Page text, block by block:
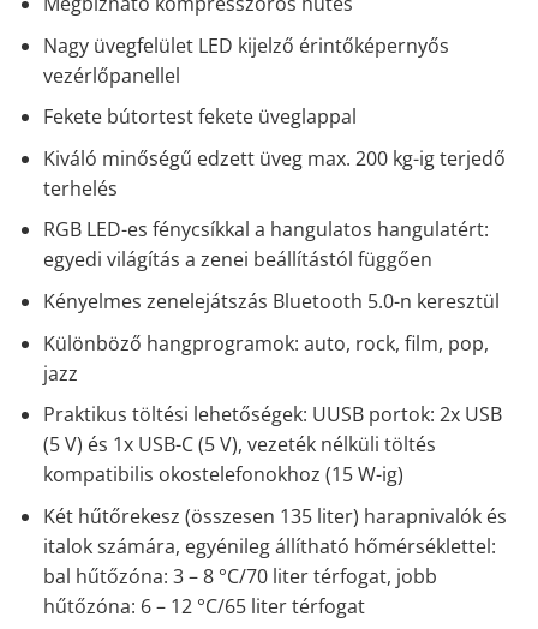
Nagy üvegfelület LED kijelző érintőképernyős
vezérlőpanellel
Fekete bútortest fekete üveglappal
Kiváló minőségű edzett üveg max. 200 kg-ig terjedő
terhelés
RGB LED-es fénycsíkkal a hangulatos hangulatért:
egyedi világítás a zenei beállítástól függően
Kényelmes zenelejátszás Bluetooth 5.0-n keresztül
Különböző hangprogramok: auto, rock, film, pop,
jazz
Praktikus töltési lehetőségek: UUSB portok: 2x USB
(5 V) és 1x USB-C (5 V), vezeték nélküli töltés
kompatibilis okostelefonokhoz (15 W-ig)
Két hűtőrekesz (összesen 135 liter) harapnivalók és
italok számára, egyénileg állítható hőmérséklettel:
bal hűtőzóna: 3 – 8 °C/70 liter térfogat, jobb
hűtőzóna: 6 – 12 °C/65 liter térfogat